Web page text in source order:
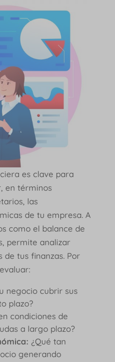
es clave para
en términos
las
de tu empresa. A
como el balance de
permite analizar
tus finanzas. Por
negocio cubrir sus
plazo?
condiciones de
a largo plazo?
¿Qué tan
generando